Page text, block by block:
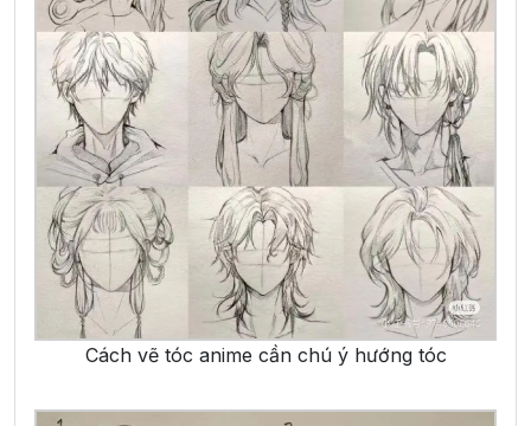
Cách vẽ tóc anime cần chú ý hướng tóc